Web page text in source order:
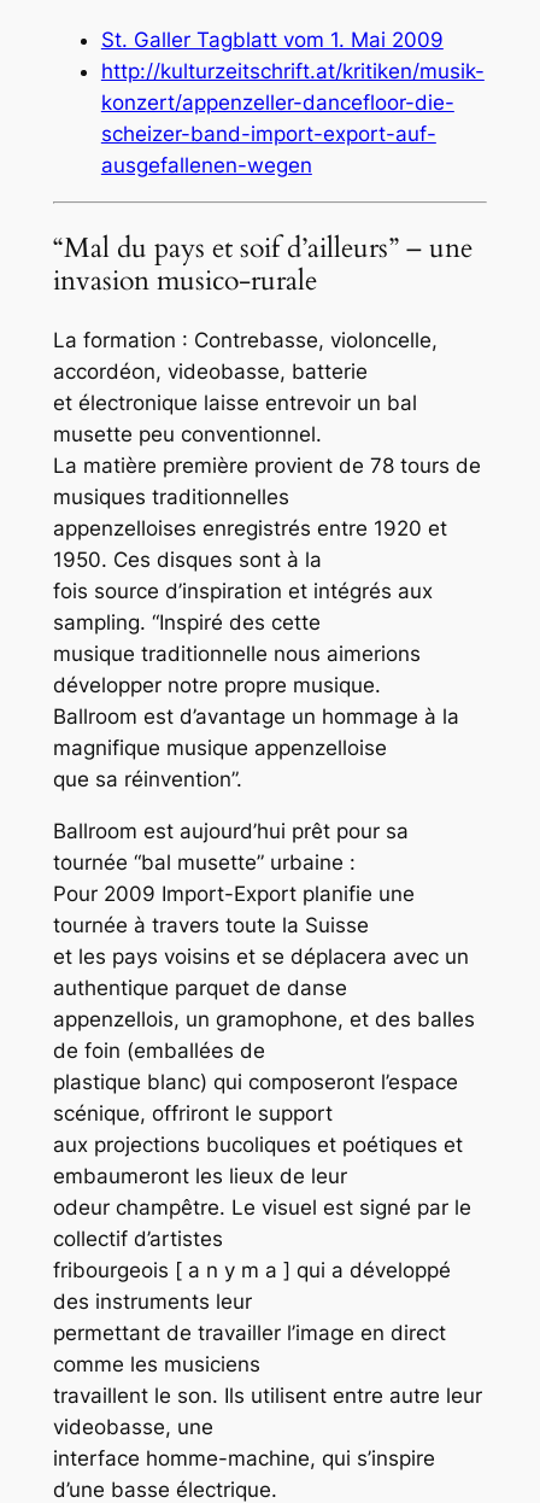
St. Galler Tagblatt vom 1. Mai 2009
http://kulturzeitschrift.at/kritiken/musik-
konzert/appenzeller-dancefloor-die-
scheizer-band-import-export-auf-
ausgefallenen-wegen
“Mal du pays et soif d’ailleurs” – une
invasion musico-rurale
La formation : Contrebasse, violoncelle,
accordéon, videobasse, batterie
et électronique laisse entrevoir un bal
musette peu conventionnel.
La matière première provient de 78 tours de
musiques traditionnelles
appenzelloises enregistrés entre 1920 et
1950. Ces disques sont à la
fois source d’inspiration et intégrés aux
sampling. “Inspiré des cette
musique traditionnelle nous aimerions
développer notre propre musique.
Ballroom est d’avantage un hommage à la
magnifique musique appenzelloise
que sa réinvention”.
Ballroom est aujourd’hui prêt pour sa
tournée “bal musette” urbaine :
Pour 2009 Import-Export planifie une
tournée à travers toute la Suisse
et les pays voisins et se déplacera avec un
authentique parquet de danse
appenzellois, un gramophone, et des balles
de foin (emballées de
plastique blanc) qui composeront l’espace
scénique, offriront le support
aux projections bucoliques et poétiques et
embaumeront les lieux de leur
odeur champêtre. Le visuel est signé par le
collectif d’artistes
fribourgeois [ a n y m a ] qui a développé
des instruments leur
permettant de travailler l’image en direct
comme les musiciens
travaillent le son. Ils utilisent entre autre leur
videobasse, une
interface homme-machine, qui s’inspire
d’une basse électrique.